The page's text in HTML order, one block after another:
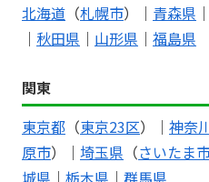
北海道 （札幌市）｜ 青森県 ｜
｜ 秋田県 ｜ 山形県 ｜ 福島県
関東
東京都 （東京23区）｜ 神奈
原市）｜ 埼玉県 （さいたま